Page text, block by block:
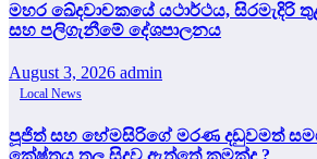
මහර ඛේදවාචකයේ යථාර්ථය, සිරමැදිරි
සහ පලිගැනීමේ දේශපාලනය
August 3, 2026 admin
Local News
පූජිත් සහ හේමසිරිගේ මරණ දඩුවමත්
ක්‍රේෂ්ත්‍රය තුල සිදුව ඇත්තේ කුමක්ද ?